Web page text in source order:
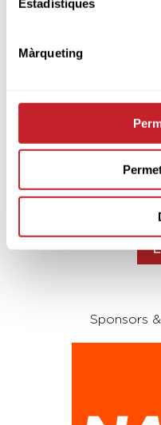
Estadístiques
Màrqueting
les
He llegit i
Sponsors